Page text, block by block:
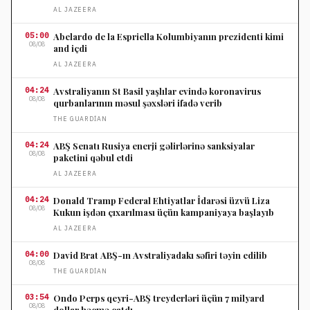
AL JAZEERA
05:00
08/08
Abelardo de la Espriella Kolumbiyanın prezidenti kimi
and içdi
AL JAZEERA
04:24
08/08
Avstraliyanın St Basil yaşlılar evində koronavirus
qurbanlarının məsul şəxsləri ifadə verib
THE GUARDIAN
04:24
08/08
ABŞ Senatı Rusiya enerji gəlirlərinə sanksiyalar
paketini qəbul etdi
AL JAZEERA
04:24
08/08
Donald Tramp Federal Ehtiyatlar İdarəsi üzvü Liza
Kukun işdən çıxarılması üçün kampaniyaya başlayıb
AL JAZEERA
04:00
08/08
David Brat ABŞ-ın Avstraliyadakı səfiri təyin edilib
THE GUARDIAN
03:54
08/08
Ondo Perps qeyri-ABŞ treyderləri üçün 7 milyard